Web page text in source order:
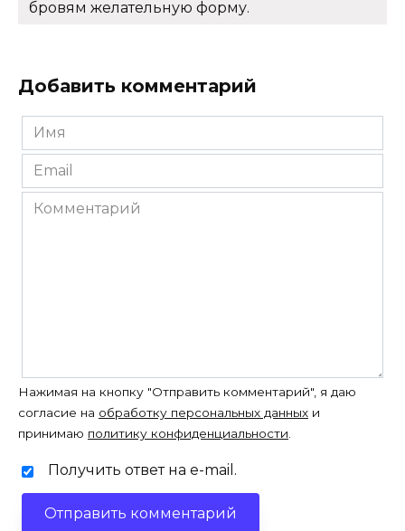
бровям желательную форму.
Добавить комментарий
Имя
*
Email
*
Комментарий
Нажимая на кнопку "Отправить комментарий", я даю
согласие на обработку персональных данных и
принимаю политику конфиденциальности.
Получить ответ на e-mail.